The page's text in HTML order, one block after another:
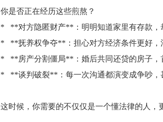
你是否正在经历这些煎熬？
* **对方隐匿财产**：明明知道家里有存款，
* **抚养权争夺**：担心对方经济条件更好，
* **房产分割僵局**：婚后共同还贷的房子，
* **谈判破裂**：每一次沟通都演变成争吵，
这时候，你需要的不仅仅是一个懂法律的人，